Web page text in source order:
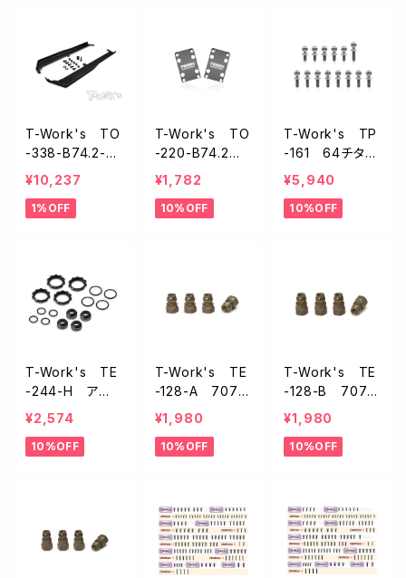
T-Work's TO
-338-B74.2-e
カーボン製サ
イドガード【RC1
0B74.2/74.1/7
¥10,237
1%OFF
T-Work's TO
-220-B74.2
ステンレス製リ
ヤシャーシスキ
ッドプロテクタ
¥1,782
10%OFF
T-Work's TP
-161 64チタン
製ボールエンド
セット【アソシB7
4.2/74.2D用】
¥5,940
10%OFF
T-Work's TE
-244-H アル
ミ製13mmショッ
ク用アジャスタ
ブルナット・カラ
¥2,574
10%OFF
T-Work's TE
-128-A 7075
アルミ製ショック
ブッシング10mm
【アソシB6.4/6.
¥1,980
10%OFF
T-Work's TE
-128-B 7075
アルミ製ショック
ブッシング12mm
【アソシB6.4/6.
¥1,980
10%OFF